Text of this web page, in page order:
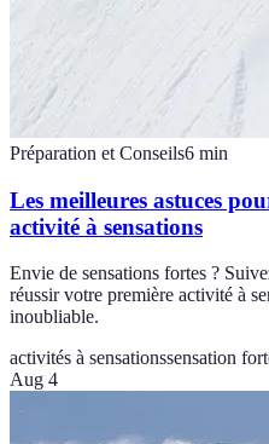
Préparation et Conseils6 min
Les meilleures astuces
activité à sensations
Envie de sensations fortes ?
réussir votre première activité à
inoubliable.
activités à sensationssensation
Aug 4